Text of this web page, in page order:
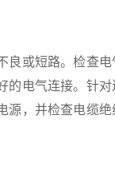
或短路。检查电
电气连接。针
源，并检查电缆